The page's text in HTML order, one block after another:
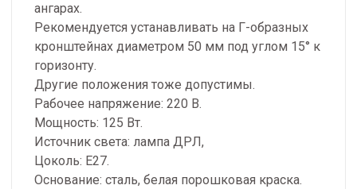
ангарах.
Рекомендуется устанавливать на Г-образных
кронштейнах диаметром 50 мм под углом 15° к
горизонту.
Другие положения тоже допустимы.
Рабочее напряжение: 220 В.
Мощность: 125 Вт.
Источник света: лампа ДРЛ,
Цоколь: Е27.
Основание: сталь, белая порошковая краска.